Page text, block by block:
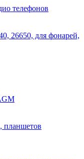
телефонов
26650, для фонарей,
планшетов